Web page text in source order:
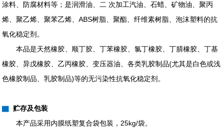
涂料、防腐材料等；是润滑油、二 次加工汽油、石蜡、矿物油、聚丙
烯、聚乙烯、聚苯乙烯、ABS树脂、聚酯、纤维素树脂、泡沫塑料的抗
氧化稳定剂。
本品是天然橡胶、顺丁胶、丁苯橡胶、氯丁橡胶、丁腈橡胶、丁基
橡胶、异戊橡胶、乙丙橡胶、变压器油、各类乳胶制品(尤其是白色或浅
色橡胶制品、乳胶制品)等的无污染性抗氧化稳定剂。
▇ 贮存及包装
本产品采用内膜纸塑复合袋包装，25kg/袋。